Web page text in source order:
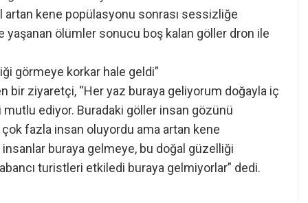
artan kene popülasyonu sonrası sessizliğe
yaşanan ölümler sonucu boş kalan göller dron ile
görmeye korkar hale geldi”
bir ziyaretçi, “Her yaz buraya geliyorum doğayla iç
ediyor. Buradaki göller insan gözünü
çok fazla insan oluyordu ama artan kene
buraya gelmeye, bu doğal güzelliği
turistleri etkiledi buraya gelmiyorlar” dedi.